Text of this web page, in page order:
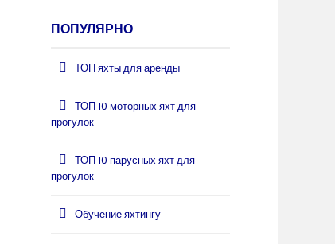
ПОПУЛЯРНО
ТОП яхты для аренды
ТОП 10 моторных яхт для
прогулок
ТОП 10 парусных яхт для
прогулок
Обучение яхтингу